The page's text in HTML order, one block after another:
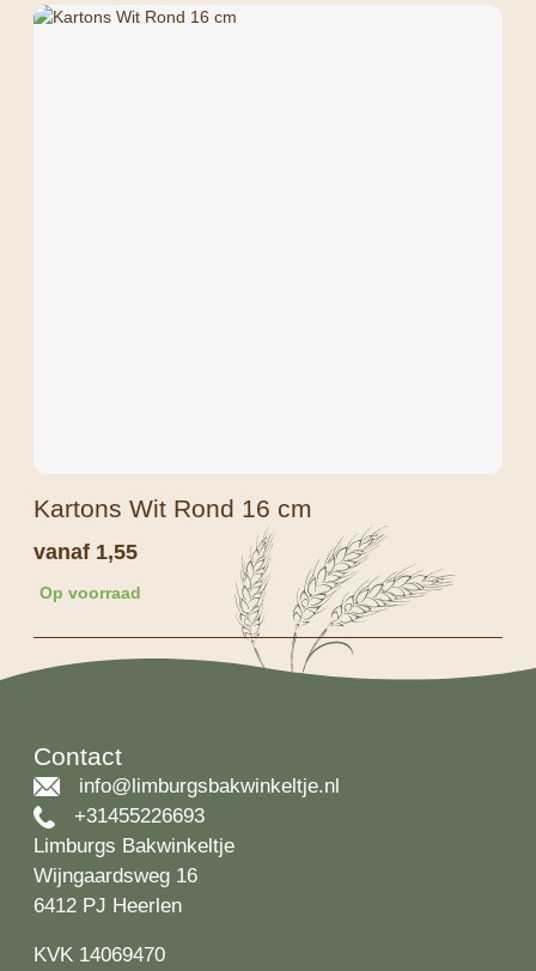
Kartons Wit Rond 16 cm
vanaf 1,55
Op voorraad
Contact
info@limburgsbakwinkeltje.nl
+31455226693
Limburgs Bakwinkeltje
Wijngaardsweg 16
6412 PJ Heerlen
KVK 14069470